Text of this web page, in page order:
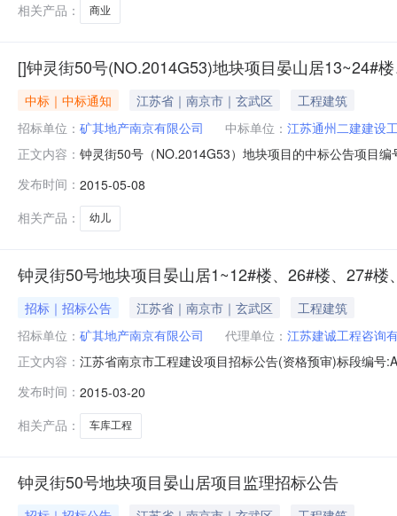
相关产品：
商业
[]钟灵街50号(NO.2014G53)地块项目晏山居13~24#
中标｜中标通知 江苏省｜南京市｜玄武区
工程建筑
招标单位： 矿其地产南京有限公司 中标单位： 江苏通州二建建设
正文内容： 钟灵街50号（NO.2014G53）地块项目的中标公告项目
程有限公司项目经理姓名：顾邢徐建筑面积（平方米）
发布时间： 2015-05-08
相关产品：
幼儿
钟灵街50号地块项目晏山居1~12#楼、26#楼、27#
招标｜招标公告 江苏省｜南京市｜玄武区
工程建筑
招标单位： 矿其地产南京有限公司 代理单位： 江苏建诚工程咨询
正文内容： 江苏省南京市工程建设项目招标公告(资格预审)标段编
程咨询有限公司(招标代理)受招标人委托负责本工程的招
发布时间： 2015-03-20
相关产品：
车库工程
钟灵街50号地块项目晏山居项目监理招标公告